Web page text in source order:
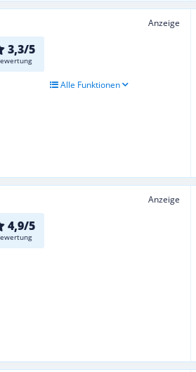
Anzeige
3,3/5
Alle Funktionen
Anzeige
4,9/5